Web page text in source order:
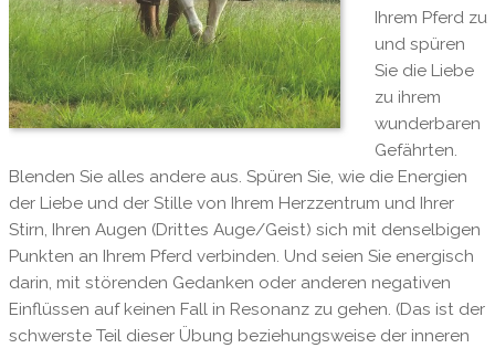
Ihrem Pferd zu
und spüren
Sie die Liebe
zu ihrem
wunderbaren
Gefährten.
Blenden Sie alles andere aus. Spüren Sie, wie die Energien
der Liebe und der Stille von Ihrem Herzzentrum und Ihrer
Stirn, Ihren Augen (Drittes Auge/Geist) sich mit denselbigen
Punkten an Ihrem Pferd verbinden. Und seien Sie energisch
darin, mit störenden Gedanken oder anderen negativen
Einflüssen auf keinen Fall in Resonanz zu gehen. (Das ist der
schwerste Teil dieser Übung beziehungsweise der inneren